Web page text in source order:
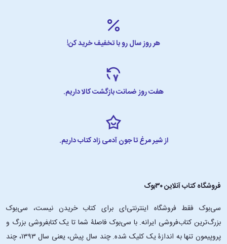
هر روز سال رو با تخفیف خرید کن!
هفت روز ضمانت بازگشت کالا داریم.
از شیر مرغ تا جون آدمی زاد کتاب داریم.
فروشگاه کتاب آنلاین ۳۰بوک
سی‌بوک فقط فروشگاه اینترنتی‌ای برای کتاب خریدن نیست، سی‌بوک
بزرگ‌ترین کتاب‌فروشی ایرانه. با سی‌بوک فاصلۀ شما تا یک کتابفروشی بزرگ و
پروپیمون تنها به اندازۀ یک کلیک شده. چند سال پیش، یعنی سال ۱۳۹۳، چند